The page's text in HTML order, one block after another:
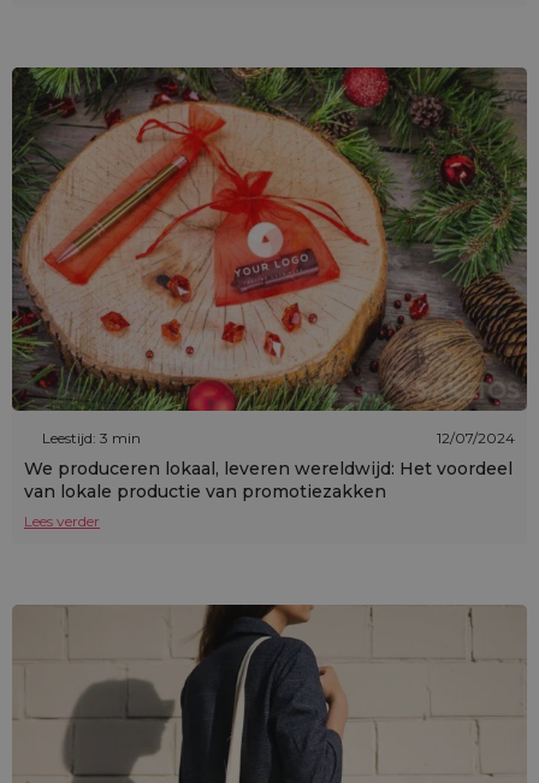
Leestijd: 3 min 12/07/2024
We produceren lokaal, leveren wereldwijd: Het voordeel
van lokale productie van promotiezakken
Lees verder